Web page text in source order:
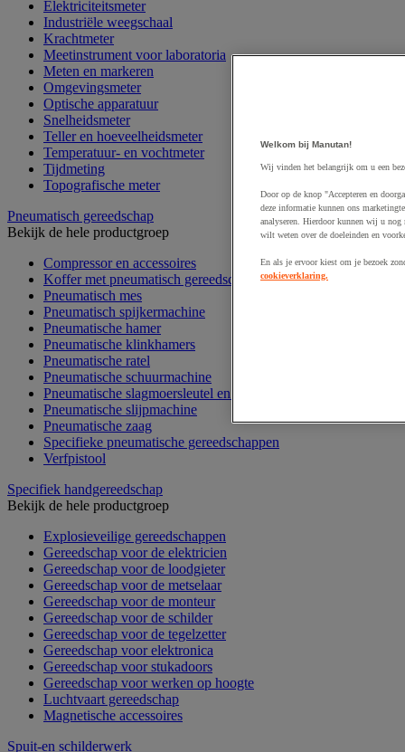
Elektriciteitsmeter
Industriële weegschaal
Krachtmeter
Meetinstrument voor laboratoria
Meten en markeren
Omgevingsmeter
Optische apparatuur
Snelheidsmeter
Teller en hoeveelheidsmeter
Temperatuur- en vochtmeter
Tijdmeting
Topografische meter
Pneumatisch gereedschap
Bekijk de hele productgroep
Compressor en accessoires
Koffer met pneumatisch gereedschap
Pneumatisch mes
Pneumatisch spijkermachine
Pneumatische hamer
Pneumatische klinkhamers
Pneumatische ratel
Pneumatische schuurmachine
Pneumatische slagmoersleutel en boormachine
Pneumatische slijpmachine
Pneumatische zaag
Specifieke pneumatische gereedschappen
Verfpistool
Specifiek handgereedschap
Bekijk de hele productgroep
Explosieveilige gereedschappen
Gereedschap voor de elektricien
Gereedschap voor de loodgieter
Gereedschap voor de metselaar
Gereedschap voor de monteur
Gereedschap voor de schilder
Gereedschap voor de tegelzetter
Gereedschap voor elektronica
Gereedschap voor stukadoors
Gereedschap voor werken op hoogte
Luchtvaart gereedschap
Magnetische accessoires
Spuit-en schilderwerk
Welkom bij Manutan!
Wij vinden het belangrijk om u een
Door op de knop "Accepteren en
deze informatie kunnen ons
analyseren. Hierdoor kunnen wij u nog
wilt weten over de doeleinden en
En als je ervoor kiest om je bezoek
cookieverklaring.